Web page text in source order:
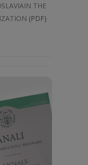
THE
(PDF)